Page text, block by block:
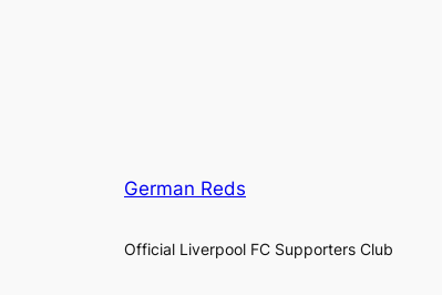
German Reds
Official Liverpool FC Supporters Club